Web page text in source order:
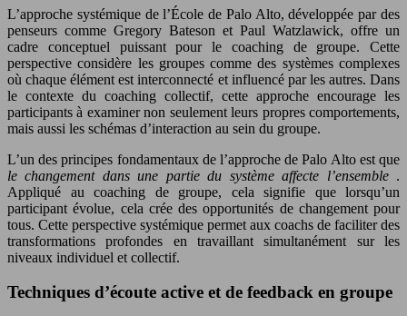
L’approche systémique de l’École de Palo Alto, développée par des
penseurs comme Gregory Bateson et Paul Watzlawick, offre un
cadre conceptuel puissant pour le coaching de groupe. Cette
perspective considère les groupes comme des systèmes complexes
où chaque élément est interconnecté et influencé par les autres. Dans
le contexte du coaching collectif, cette approche encourage les
participants à examiner non seulement leurs propres comportements,
mais aussi les schémas d’interaction au sein du groupe.
L’un des principes fondamentaux de l’approche de Palo Alto est que
le changement dans une partie du système affecte l’ensemble .
Appliqué au coaching de groupe, cela signifie que lorsqu’un
participant évolue, cela crée des opportunités de changement pour
tous. Cette perspective systémique permet aux coachs de faciliter des
transformations profondes en travaillant simultanément sur les
niveaux individuel et collectif.
Techniques d’écoute active et de feedback en groupe